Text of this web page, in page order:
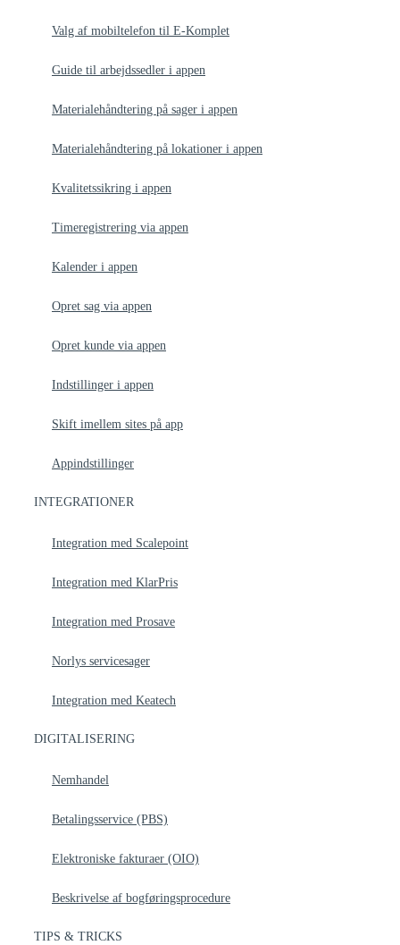
Valg af mobiltelefon til E-Komplet
Guide til arbejdssedler i appen
Materialehåndtering på sager i appen
Materialehåndtering på lokationer i appen
Kvalitetssikring i appen
Timeregistrering via appen
Kalender i appen
Opret sag via appen
Opret kunde via appen
Indstillinger i appen
Skift imellem sites på app​
Appindstillinger
INTEGRATIONER
Integration med Scalepoint
Integration med KlarPris
Integration med Prosave
Norlys servicesager
Integration med Keatech
DIGITALISERING
Nemhandel
Betalingsservice (PBS)
Elektroniske fakturaer (OIO)
Beskrivelse af bogføringsprocedure
TIPS & TRICKS